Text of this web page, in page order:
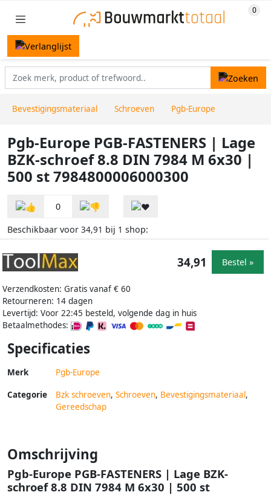
Bevestigingsmateriaal Schroeven Pgb-Europe
Pgb-Europe PGB-FASTENERS | Lage
BZK-schroef 8.8 DIN 7984 M 6x30 |
500 st 7984800006000300
0
Beschikbaar voor 34,91 bij 1 shop:
Verzendkosten: Gratis vanaf € 60
Retourneren: 14 dagen
Levertijd: Voor 22:45 besteld, volgende dag in huis
Betaalmethodes:
34,91 Bestel »
Specificaties
Merk Pgb-Europe
Categorie Bzk schroeven, Schroeven, Bevestigingsmateriaal,
Gereedschap
Omschrijving
Pgb-Europe PGB-FASTENERS | Lage BZK-
schroef 8.8 DIN 7984 M 6x30 | 500 st